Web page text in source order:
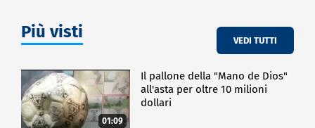
Più visti VEDI TUTTI
01:09
Il pallone della "Mano de Dios"
all'asta per oltre 10 milioni
dollari